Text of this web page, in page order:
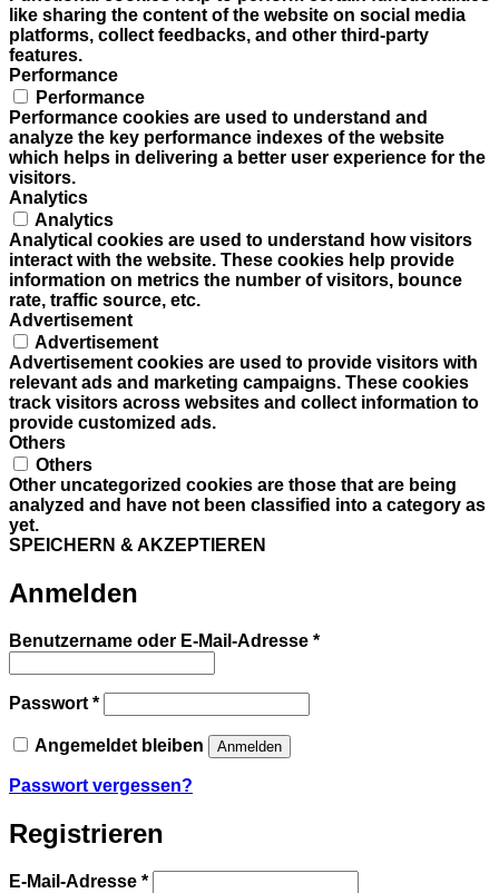
like sharing the content of the website on social media
platforms, collect feedbacks, and other third-party
features.
Performance
Performance
Performance cookies are used to understand and
analyze the key performance indexes of the website
which helps in delivering a better user experience for the
visitors.
Analytics
Analytics
Analytical cookies are used to understand how visitors
interact with the website. These cookies help provide
information on metrics the number of visitors, bounce
rate, traffic source, etc.
Advertisement
Advertisement
Advertisement cookies are used to provide visitors with
relevant ads and marketing campaigns. These cookies
track visitors across websites and collect information to
provide customized ads.
Others
Others
Other uncategorized cookies are those that are being
analyzed and have not been classified into a category as
yet.
SPEICHERN & AKZEPTIEREN
Anmelden
Benutzername oder E-Mail-Adresse *Erforderlich
Passwort *Erforderlich
Angemeldet bleiben Anmelden
Passwort vergessen?
Registrieren
E-Mail-Adresse *Erforderlich